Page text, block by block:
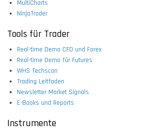
MultiCharts
NinjaTrader
Tools für Trader
Real-time Demo CFD und Forex
Real-time Demo für Futures
WHS Techscan
Trading Leitfaden
Newsletter Market Signals
E-Books und Reports
Instrumente